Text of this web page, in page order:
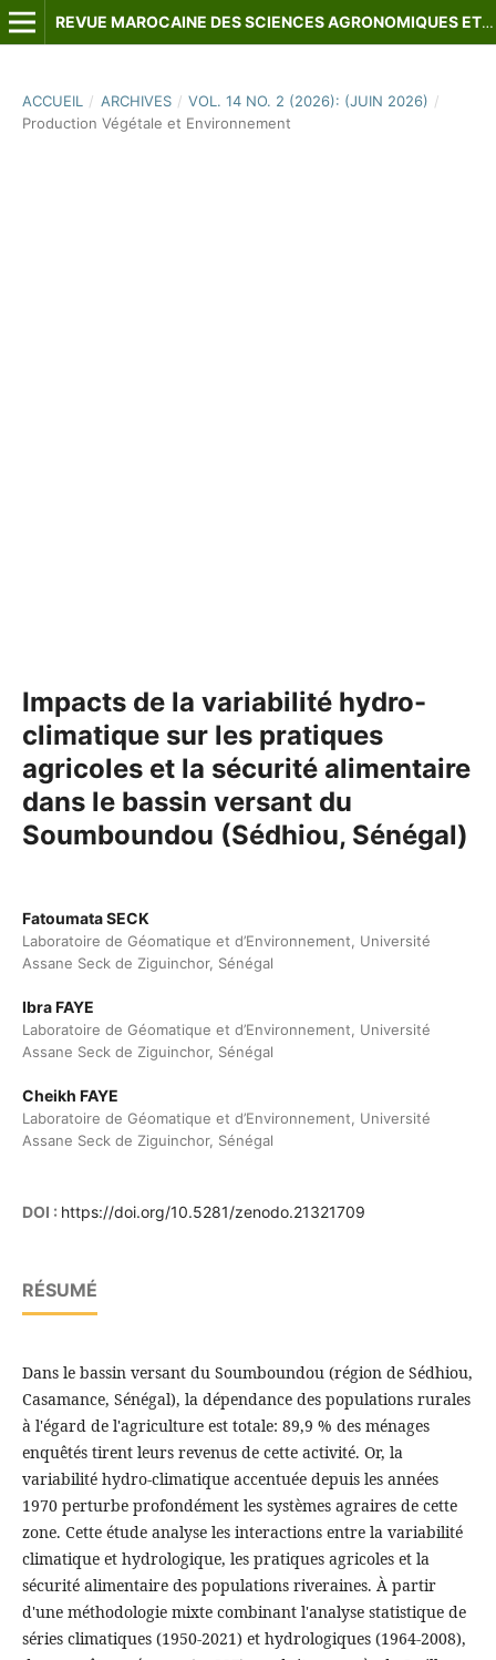
REVUE MAROCAINE DES SCIENCES AGRONOMIQUES ET VÉTÉRINAIRES
ACCUEIL / ARCHIVES / VOL. 14 NO. 2 (2026): (JUIN 2026) /
Production Végétale et Environnement
Impacts de la variabilité hydro-
climatique sur les pratiques
agricoles et la sécurité alimentaire
dans le bassin versant du
Soumboundou (Sédhiou, Sénégal)
Fatoumata SECK
Laboratoire de Géomatique et d’Environnement, Université
Assane Seck de Ziguinchor, Sénégal
Ibra FAYE
Laboratoire de Géomatique et d’Environnement, Université
Assane Seck de Ziguinchor, Sénégal
Cheikh FAYE
Laboratoire de Géomatique et d’Environnement, Université
Assane Seck de Ziguinchor, Sénégal
DOI : https://doi.org/10.5281/zenodo.21321709
RÉSUMÉ
Dans le bassin versant du Soumboundou (région de Sédhiou,
Casamance, Sénégal), la dépendance des populations rurales
à l'égard de l'agriculture est totale: 89,9 % des ménages
enquêtés tirent leurs revenus de cette activité. Or, la
variabilité hydro-climatique accentuée depuis les années
1970 perturbe profondément les systèmes agraires de cette
zone. Cette étude analyse les interactions entre la variabilité
climatique et hydrologique, les pratiques agricoles et la
sécurité alimentaire des populations riveraines. À partir
d'une méthodologie mixte combinant l'analyse statistique de
séries climatiques (1950-2021) et hydrologiques (1964-2008),